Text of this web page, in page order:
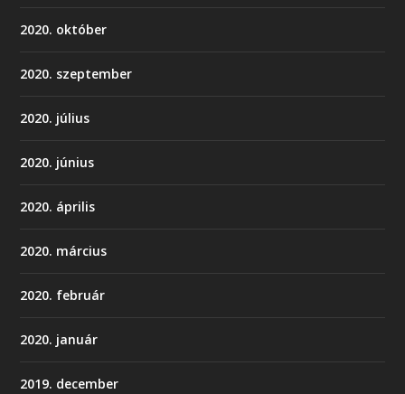
2020. október
2020. szeptember
2020. július
2020. június
2020. április
2020. március
2020. február
2020. január
2019. december